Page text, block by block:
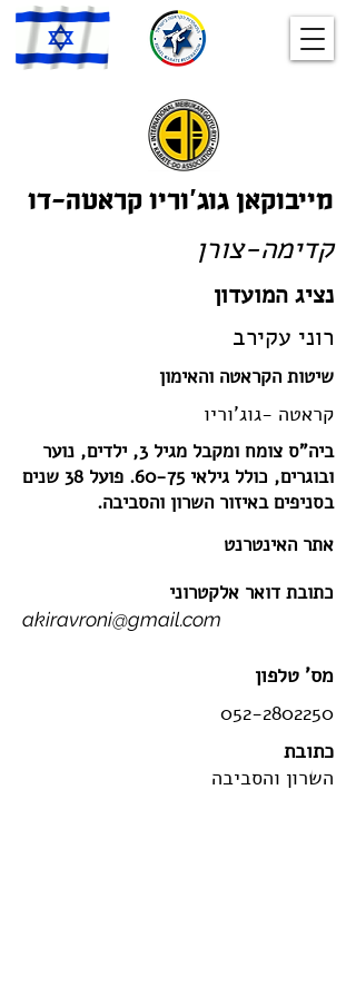
מייבוקאן גוג'וריו קראטה-דו
קדימה-צורן
נציג המועדון
רוני עקירב
שיטות הקראטה והאימון
קראטה -גוג'וריו
ביה"ס צומח ומקבל מגיל 3, ילדים, נוער
ובוגרים, כולל גילאי 60-75. פועל 38 שנים
בסניפים באיזור השרון והסביבה.
אתר האינטרנט
כתובת דואר אלקטרוני
akiravroni@gmail.com
מס' טלפון
052-2802250
כתובת
השרון והסביבה